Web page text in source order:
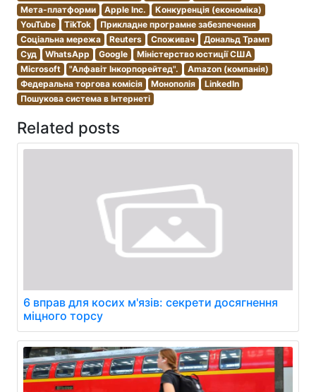
Мета-платформи Apple Inc.
Конкуренція (економіка)
YouTube
TikTok
Прикладне програмне забезпечення
Соціальна мережа
Reuters Споживач
Дональд Трамп
Суд
WhatsApp Google
Міністерство юстиції США
Microsoft
"Алфавіт Інкорпорейтед".
Amazon (компанія)
Федеральна торгова комісія
Монополія
LinkedIn
Пошукова система в Інтернеті
Related posts
6 вправ для косих м'язів: секрети досягнення
міцного торсу